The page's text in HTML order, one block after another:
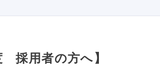
採用者の方へ】